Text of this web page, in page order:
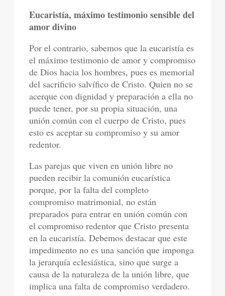
Eucaristía, máximo testimonio sensible del
amor divino
Por el contrario, sabemos que la eucaristía es
el máximo testimonio de amor y compromiso
de Dios hacia los hombres, pues es memorial
del sacrificio salvífico de Cristo. Quien no se
acerque con dignidad y preparación a ella no
puede tener, por su propia situación, una
unión común con el cuerpo de Cristo, pues
esto es aceptar su compromiso y su amor
redentor.
Las parejas que viven en unión libre no
pueden recibir la comunión eucarística
porque, por la falta del completo
compromiso matrimonial, no están
preparados para entrar en unión común con
el compromiso redentor que Cristo presenta
en la eucaristía. Debemos destacar que este
impedimento no es una sanción que imponga
la jerarquía eclesiástica, sino que surge a
causa de la naturaleza de la unión libre, que
implica una falta de compromiso verdadero.